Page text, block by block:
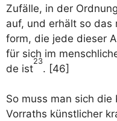
Zufäl­le, in der
auf, und erhält so
form, die jede die­ser
für sich im
de ist
23
. [46]
So muss man sich die
Vor­raths künst­li­cher